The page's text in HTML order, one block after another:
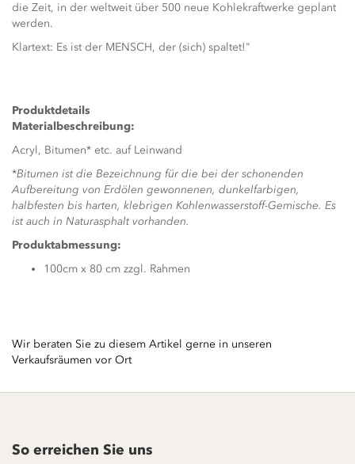
die Zeit, in der weltweit über 500 neue Kohlekraftwerke geplant
werden.
Klartext: Es ist der MENSCH, der (sich) spaltet!"
Produktdetails
Materialbeschreibung:
Acryl, Bitumen* etc. auf Leinwand
*Bitumen ist die Bezeichnung für die bei der schonenden
Aufbereitung von Erdölen gewonnenen, dunkelfarbigen,
halbfesten bis harten, klebrigen Kohlenwasserstoff-Gemische. Es
ist auch in Naturasphalt vorhanden.
Produktabmessung:
100cm x 80 cm zzgl. Rahmen
Wir beraten Sie zu diesem Artikel gerne in unseren
Verkaufsräumen vor Ort
So erreichen Sie uns